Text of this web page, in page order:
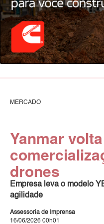
MERCADO
Yanmar
drones
Empresa leva o modelo
agilidade
Assessoria de Imprensa
16/06/2026 00h01